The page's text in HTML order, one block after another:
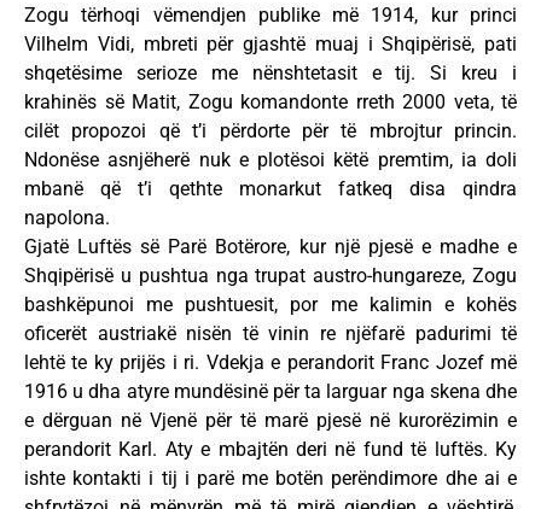
Zogu tërhoqi vëmendjen publike më 1914, kur princi
Vilhelm Vidi, mbreti për gjashtë muaj i Shqipërisë, pati
shqetësime serioze me nënshtetasit e tij. Si kreu i
krahinës së Matit, Zogu komandonte rreth 2000 veta, të
cilët propozoi që t’i përdorte për të mbrojtur princin.
Ndonëse asnjëherë nuk e plotësoi këtë premtim, ia doli
mbanë që t’i qethte monarkut fatkeq disa qindra
napolona.
Gjatë Luftës së Parë Botërore, kur një pjesë e madhe e
Shqipërisë u pushtua nga trupat austro-hungareze, Zogu
bashkëpunoi me pushtuesit, por me kalimin e kohës
oficerët austriakë nisën të vinin re njëfarë padurimi të
lehtë te ky prijës i ri. Vdekja e perandorit Franc Jozef më
1916 u dha atyre mundësinë për ta larguar nga skena dhe
e dërguan në Vjenë për të marë pjesë në kurorëzimin e
perandorit Karl. Aty e mbajtën deri në fund të luftës. Ky
ishte kontakti i tij i parë me botën perëndimore dhe ai e